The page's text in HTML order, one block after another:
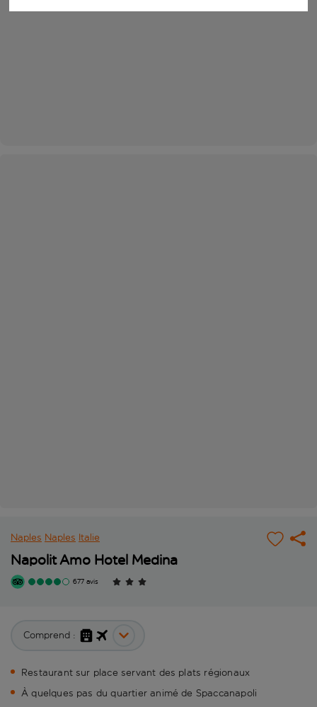
Naples Naples Italie
Napolit Amo Hotel Medina
677 avis
Comprend :
Restaurant sur place servant des plats régionaux
À quelques pas du quartier animé de Spaccanapoli